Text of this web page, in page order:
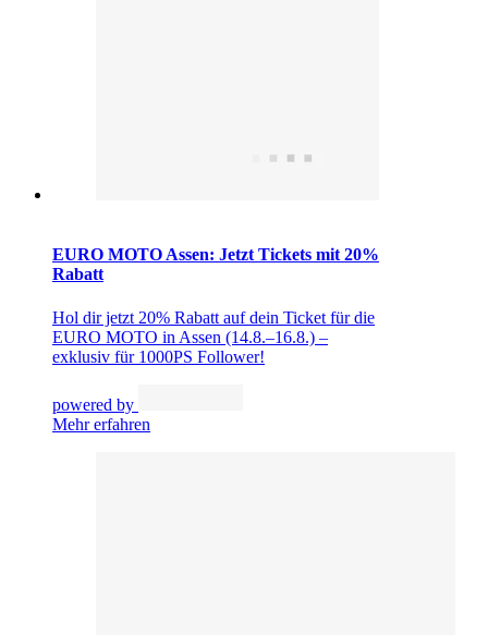
EURO MOTO Assen: Jetzt Tickets mit 20%
Rabatt
Hol dir jetzt 20% Rabatt auf dein Ticket für die
EURO MOTO in Assen (14.8.–16.8.) –
exklusiv für 1000PS Follower!
powered by
Mehr erfahren